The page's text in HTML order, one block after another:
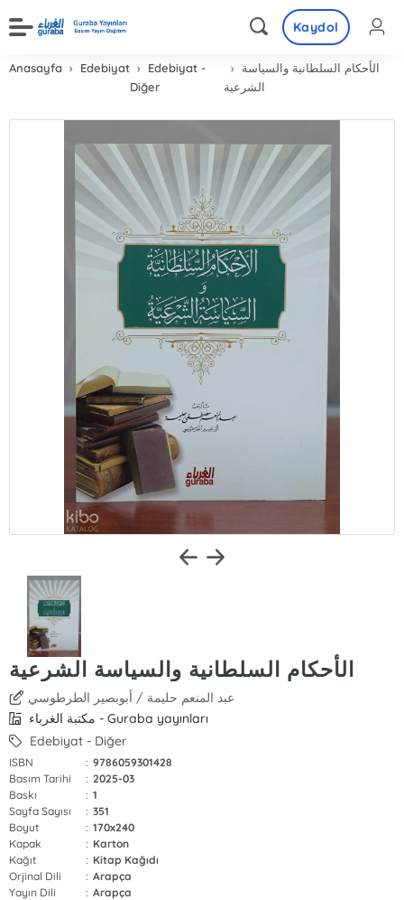
Kaydol
Anasayfa Edebiyat
Edebiyat -
Diğer
الأحكام السلطانية والسياسة
الشرعية
الأحكام السلطانية والسياسة الشرعية
عبد المنعم حليمة / أبوبصير الطرطوسي
مكتبة الغرباء - Guraba yayınları
Edebiyat - Diğer
ISBN : 9786059301428
Basım Tarihi
: 2025-03
Baskı
: 1
Sayfa Sayısı
: 351
Boyut
: 170x240
Kapak
: Karton
Kağıt
: Kitap Kağıdı
Orjinal Dili
: Arapça
Yayın Dili
: Arapça